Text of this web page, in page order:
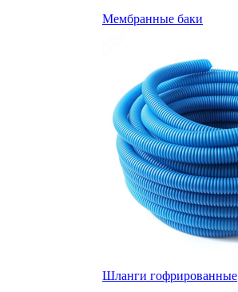
Мембранные баки
Шланги гофрированные